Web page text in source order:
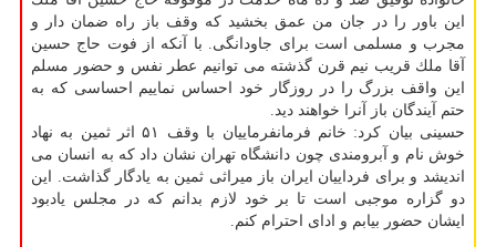
این باور را در جان من عمق بخشید كه وقف باز راه ضمان دار و
مجرب و مسلمی است برای جاودانگی. با آنكه از فوت حاج حسین
آقا ملك قریب نیم قرن گذشته می توانیم عطر نفس و حضور مسلم
این واقف بزرگ را در روزگار خود احساس نماییم احساسی كه به
حتم آیندگان باز آنرا خواهند دید.
حسینی بیان كرد: خانم فرمانفرماییان با وقف ۵۱ اثر ثمین به نهاد
خوش نام و آبرومندی چون دانشگاه تهران نشان داد كه به انسان می
اندیشد و برای فرداییان ایران باز میراثی ثمین به یادگار گذاشت. این
دو گزاره موجبی است تا بر خود لازم بدانم كه در مجلس یادبود
ایشان حضور بیابم و ادای احترام كنم.